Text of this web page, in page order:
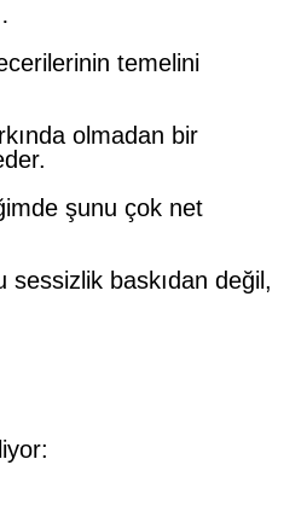
temelini
olmadan bir
şunu çok net
baskıdan değil,